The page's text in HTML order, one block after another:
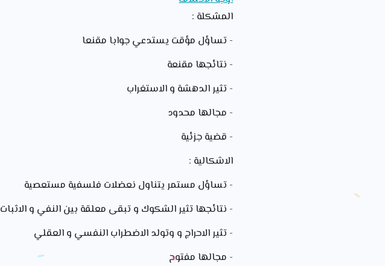
المشكلة :
- تساؤل مؤقت يستدعي جوابا مقنعا
- نتائجها مقنعة
- تثير الدهشة و الاستغراب
- مجالها محدود
- قضية جزئية
الاشكالية :
- تساؤل مستمر يتناول نعضلات فلسفية مستعصية
- نتائجها تثير الشكوك و تبقى معلقة بين النفي و الاثبات
- تثير الاحراج و وتولد الاضطراب النفسي و العقلي
- مجالها مفتوح